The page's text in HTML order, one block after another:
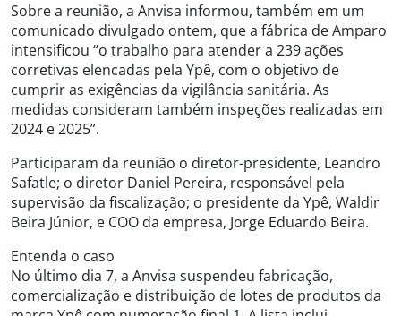
Sobre a reunião, a Anvisa informou, também em um
comunicado divulgado ontem, que a fábrica de Amparo
intensificou “o trabalho para atender a 239 ações
corretivas elencadas pela Ypê, com o objetivo de
cumprir as exigências da vigilância sanitária. As
medidas consideram também inspeções realizadas em
2024 e 2025”.
Participaram da reunião o diretor-presidente, Leandro
Safatle; o diretor Daniel Pereira, responsável pela
supervisão da fiscalização; o presidente da Ypê, Waldir
Beira Júnior, e COO da empresa, Jorge Eduardo Beira.
Entenda o caso
No último dia 7, a Anvisa suspendeu fabricação,
comercialização e distribuição de lotes de produtos da